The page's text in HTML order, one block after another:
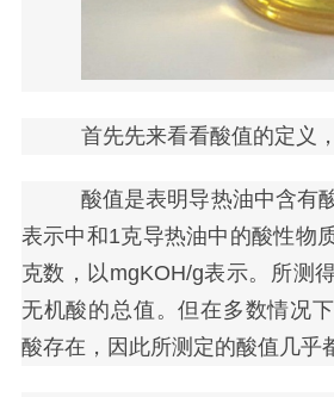
首先先来看看酸值的定义
酸值是表明导热油中含有
表示中和1克导热油中的酸性物
克数，以mgKOH/g表示。所测
无机酸的总值。但在多数情况
酸存在，因此所测定的酸值几乎